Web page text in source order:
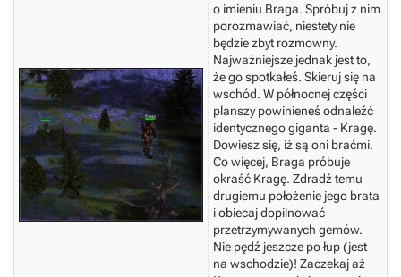
o imieniu Braga. Spróbuj z nim
porozmawiać, niestety nie
będzie zbyt rozmowny.
Najważniejsze jednak jest to,
że go spotkałeś. Skieruj się na
wschód. W północnej części
planszy powinieneś odnaleźć
identycznego giganta - Kragę.
Dowiesz się, iż są oni braćmi.
Co więcej, Braga próbuje
okraść Kragę. Zdradź temu
drugiemu położenie jego brata
i obiecaj dopilnować
przetrzymywanych gemów.
Nie pędź jeszcze po łup (jest
na wschodzie)! Zaczekaj aż